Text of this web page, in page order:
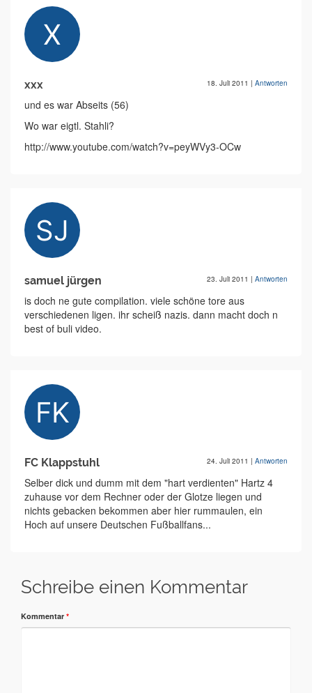
xxx 18. Juli 2011 | Antworten
und es war Abseits (56)
Wo war eigtl. Stahli?
http://www.youtube.com/watch?v=peyWVy3-OCw
samuel jürgen 23. Juli 2011 | Antworten
is doch ne gute compilation. viele schöne tore aus
verschiedenen ligen. ihr scheiß nazis. dann macht doch n
best of buli video.
FC Klappstuhl 24. Juli 2011 | Antworten
Selber dick und dumm mit dem "hart verdienten" Hartz 4
zuhause vor dem Rechner oder der Glotze liegen und
nichts gebacken bekommen aber hier rummaulen, ein
Hoch auf unsere Deutschen Fußballfans...
Schreibe einen Kommentar
Kommentar *